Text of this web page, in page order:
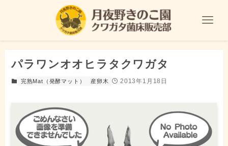
パラワンオオヒラタクワガタ
完熟Mat（発酵マット） 産卵木 2013年1月18日